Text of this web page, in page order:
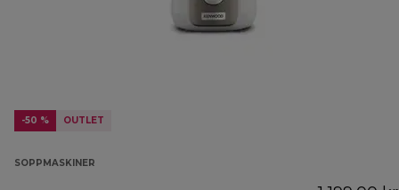
-50 % OUTLET
SOPPMASKINER